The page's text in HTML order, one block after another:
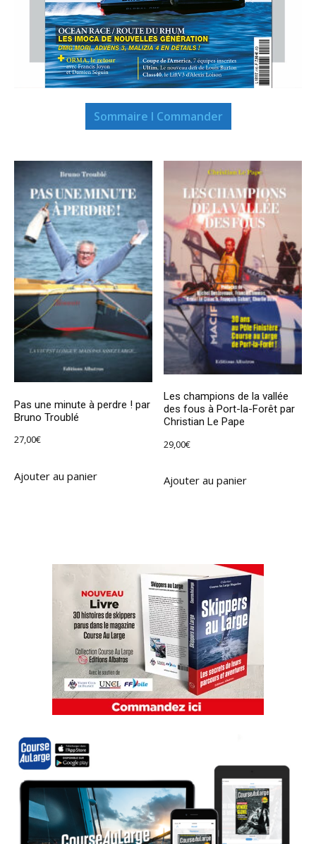
Sommaire I Commander
Pas une minute à perdre ! par
Bruno Troublé
27,00€
Ajouter au panier
Les champions de la vallée
des fous à Port-la-Forêt par
Christian Le Pape
29,00€
Ajouter au panier